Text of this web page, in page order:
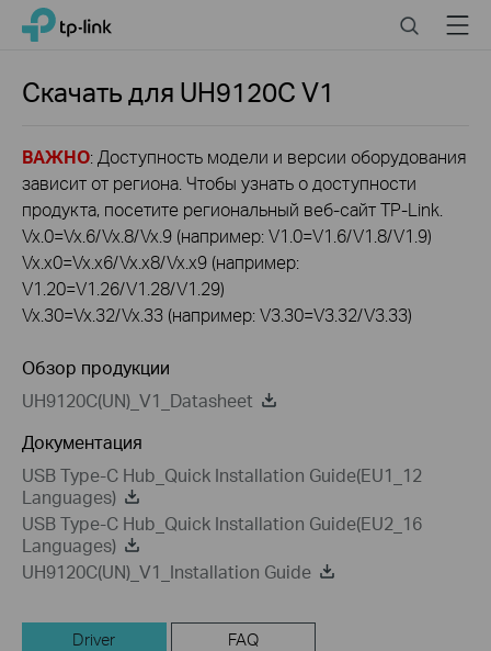
Click
navigation
TP-Link, Reliably Smart SearchMenu
Скачать для UH9120CV1
ВАЖНО: Доступность модели и версии оборудования
зависит от региона. Чтобы узнать о доступности
продукта, посетите региональный веб-сайт TP-Link.
Vx.0=Vx.6/Vx.8/Vx.9 (например: V1.0=V1.6/V1.8/V1.9)
Vx.x0=Vx.x6/Vx.x8/Vx.x9 (например:
V1.20=V1.26/V1.28/V1.29)
Vx.30=Vx.32/Vx.33 (например: V3.30=V3.32/V3.33)
Обзор продукции
UH9120C(UN)_V1_Datasheet
Документация
USB Type-C Hub_Quick Installation Guide(EU1_12
Languages)
USB Type-C Hub_Quick Installation Guide(EU2_16
Languages)
UH9120C(UN)_V1_Installation Guide
Driver FAQ